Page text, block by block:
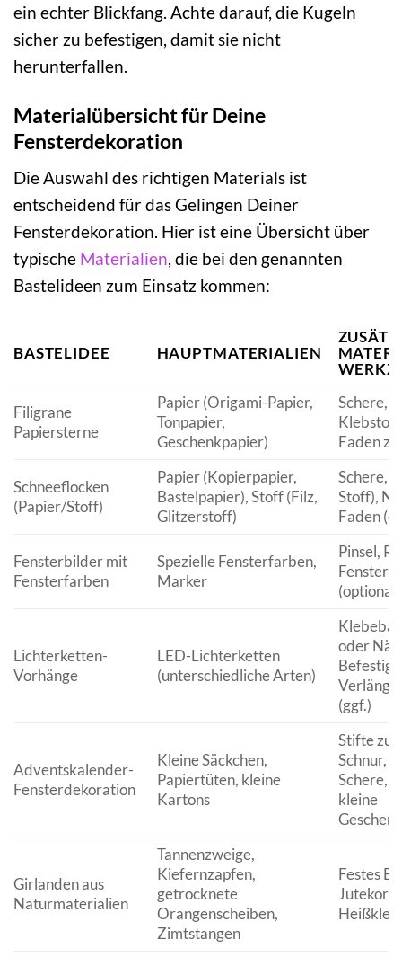
ein echter Blickfang. Achte darauf, die Kugeln
sicher zu befestigen, damit sie nicht
herunterfallen.
Materialübersicht für Deine
Fensterdekoration
Die Auswahl des richtigen Materials ist
entscheidend für das Gelingen Deiner
Fensterdekoration. Hier ist eine Übersicht über
typische Materialien, die bei den genannten
Bastelideen zum Einsatz kommen:
BASTELIDEE HAUPTMATERIALIEN
Filigrane
Papiersterne
Papier (Origami-Papier,
Tonpapier,
Geschenkpapier)
Schere,
Klebstoff
Faden
Schneeflocken
(Papier/Stoff)
Papier (Kopierpapier,
Bastelpapier), Stoff (Filz,
Glitzerstoff)
Schere,
Stoff),
Faden
Fensterbilder mit
Fensterfarben
Spezielle Fensterfarben,
Marker
Pinsel,
Fenster,
(optional)
Lichterketten-
Vorhänge
LED-Lichterketten
(unterschiedliche Arten)
oder
(ggf.)
Adventskalender-
Fensterdekoration
Kleine Säckchen,
Papiertüten, kleine
Kartons
Stifte
Schnur,
Schere,
kleine
Girlanden aus
Naturmaterialien
Tannenzweige,
Kiefernzapfen,
getrocknete
Orangenscheiben,
Zimtstangen
Festes